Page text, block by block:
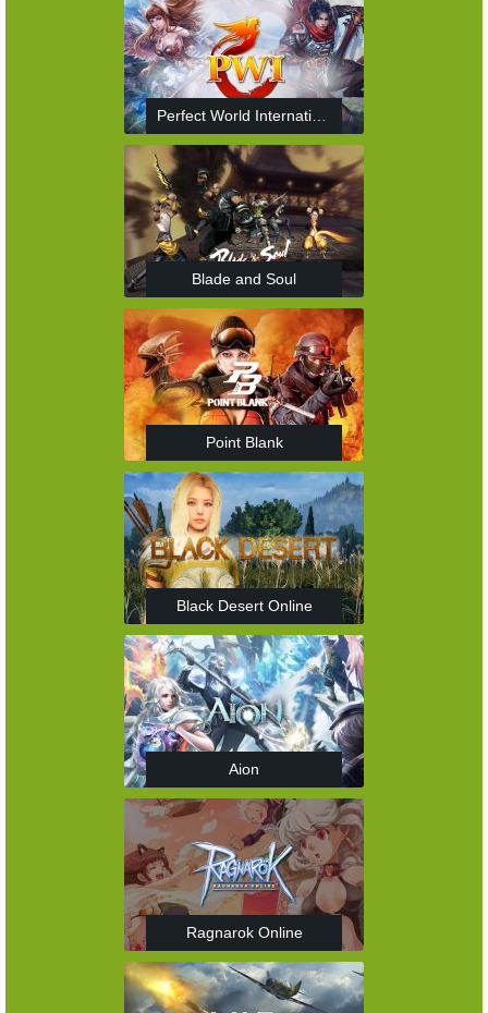
Perfect World International
Blade and Soul
Point Blank
Black Desert Online
Aion
Ragnarok Online